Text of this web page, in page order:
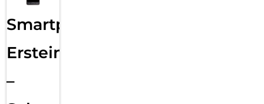
Smartphone
Ersteinrichtung
–